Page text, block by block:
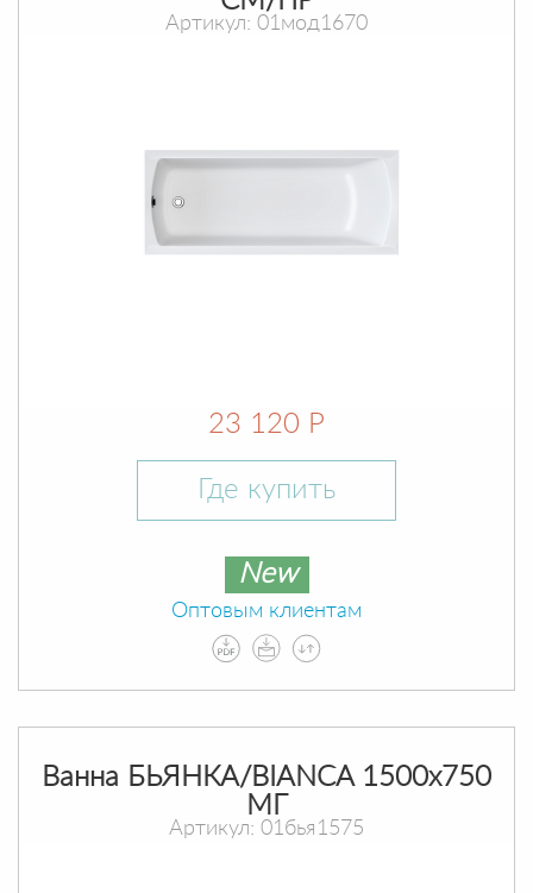
Артикул: 01мод1670
23 120 Р
Где купить
New
Оптовым клиентам
Ванна БЬЯНКА/BIANCA 1500х750
МГ
Артикул: 01бья1575